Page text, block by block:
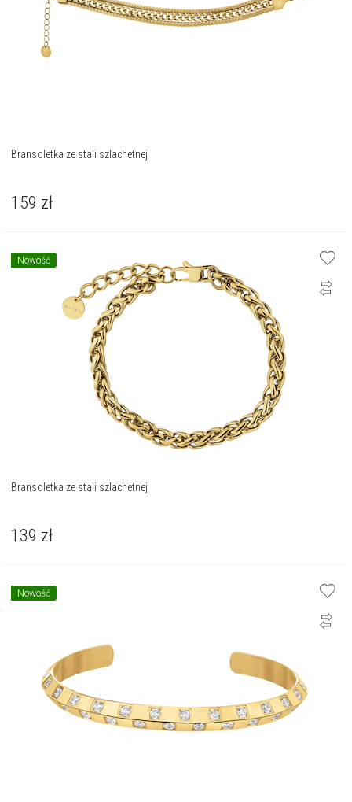
Bransoletka ze stali szlachetnej
159 zł
Nowość
Bransoletka ze stali szlachetnej
139 zł
Nowość